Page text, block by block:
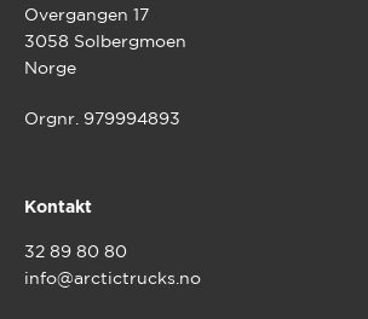
Overgangen 17
3058 Solbergmoen
Norge
Orgnr. 979994893
Kontakt
32 89 80 80
info@arctictrucks.no